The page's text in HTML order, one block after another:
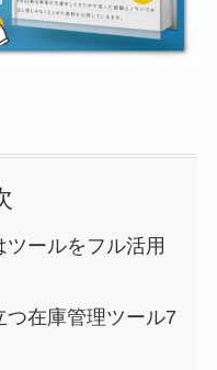
ールをフル活用
在庫管理ツール7